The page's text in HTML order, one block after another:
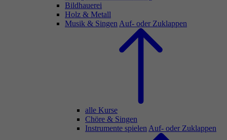
Bildhauerei
Holz & Metall
Musik & Singen Auf- oder Zuklappen
alle Kurse
Chöre & Singen
Instrumente spielen Auf- oder Zuklappen